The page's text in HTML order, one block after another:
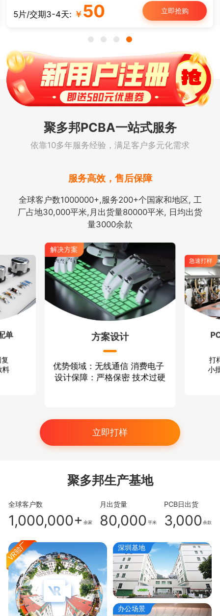
5片/交期3-4天: ￥ 50 立即抢购
聚多邦PCBA一站式服务
依靠10多年服务经验，满足客户多元化需求
服务高效，售后保障
全球客户数1000000+,服务200+个国家和地区, 工
厂占地30,000平米,月出货量80000平米, 日均出货
量3000余款
单
料
解决方案
方案设计
优势领域：无线通信 消费电子
设计保障：严格保密 技术过硬
急速打样
打
小
立即打样
聚多邦生产基地
全球客户数
1,000,000+ 余家
月出货量
80,000 平米
PCB日出货
3,000 余款
深圳基地
办公场景